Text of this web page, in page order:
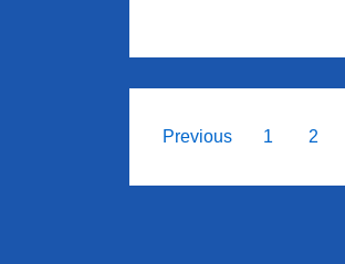
Navigation
Previous 1 2